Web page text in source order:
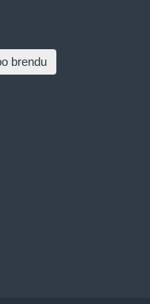
brendu